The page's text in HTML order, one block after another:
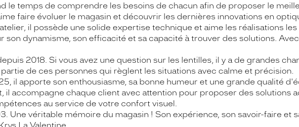
le temps de comprendre les besoins de chacun afin de proposer le
faire évoluer le magasin et découvrir les dernières innovations en
il possède une solide expertise technique et aime les réalisations
son dynamisme, son efficacité et sa capacité à trouver des solutions.
2018. Si vous avez une question sur les lentilles, il y a de grandes
de ces personnes qui règlent les situations avec calme et précision.
il apporte son enthousiasme, sa bonne humeur et une grande qualité
il accompagne chaque client avec attention pour proposer des solutions
au service de votre confort visuel.
Une véritable mémoire du magasin ! Son expérience, son savoir-faire et